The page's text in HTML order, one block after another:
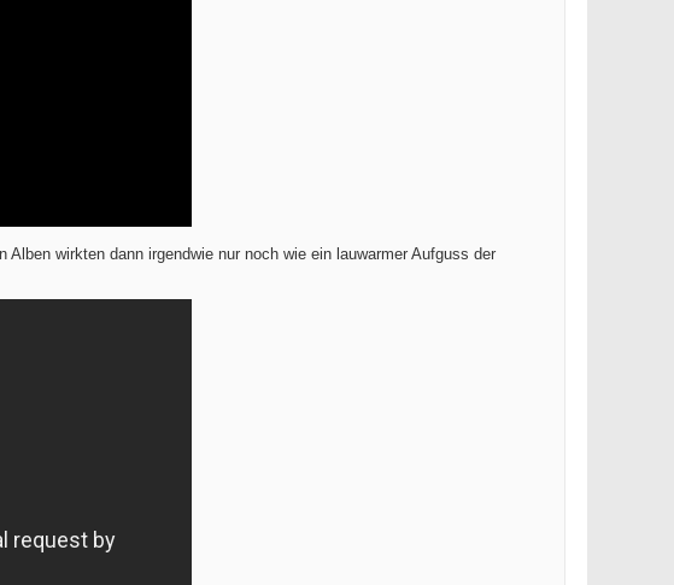
wirkten dann irgendwie nur noch wie ein lauwarmer Aufguss der